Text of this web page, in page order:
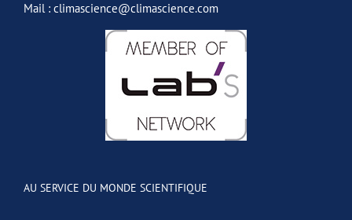
Mail : climascience@climascience.com
AU SERVICE DU MONDE SCIENTIFIQUE